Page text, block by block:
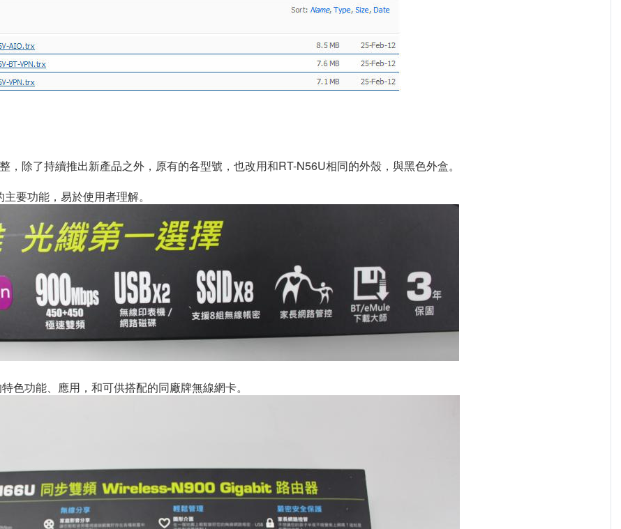
，除了持續推出新產品之外，原有的各型號，也改用和RT-N56U相同的外殼，與黑色外盒。
要功能，易於使用者理解。
色功能、應用，和可供搭配的同廠牌無線網卡。